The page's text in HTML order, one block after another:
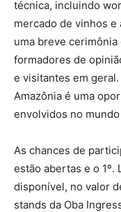
técnica, incluindo
mercado de vinhos
uma breve
formadores de
e visitantes em
Amazônia é uma
envolvidos no
As chances de
estão abertas e o 1º.
disponível, no valor
stands da Oba